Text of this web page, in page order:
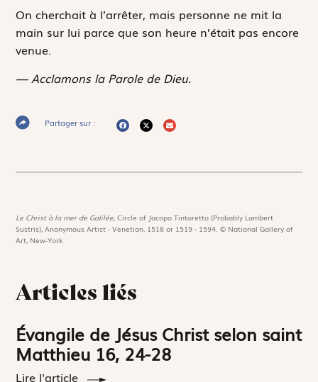
On cherchait à l’arrêter, mais personne ne mit la
main sur lui parce que son heure n’était pas encore
venue.
— Acclamons la Parole de Dieu.
Partager sur :
Le Christ à la mer de Galilée,Circle of Jacopo Tintoretto (Probably Lambert
Sustris), Anonymous Artist - Venetian, 1518 or 1519 - 1594. © National Gallery of
Art, New-York
Articles liés
Évangile de Jésus Christ selon saint
Matthieu 16, 24-28
Lire l'article